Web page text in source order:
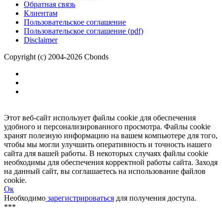
Размещение рекламы
Обратная связь
Пользовательское соглашение
Copyright (c) 2004-2026 Cbonds
Этот веб-сайт использует файлы cookie для обеспечения
удобного и персонализированного просмотра. Файлы cookie
хранят полезную информацию на вашем компьютере для того,
чтобы мы могли улучшить оперативность и точность нашего
сайта для вашей работы. В некоторых случаях файлы cookie
необходимы для обеспечения корректной работы сайта. Заходя
на данный сайт, вы соглашаетесь на использование файлов